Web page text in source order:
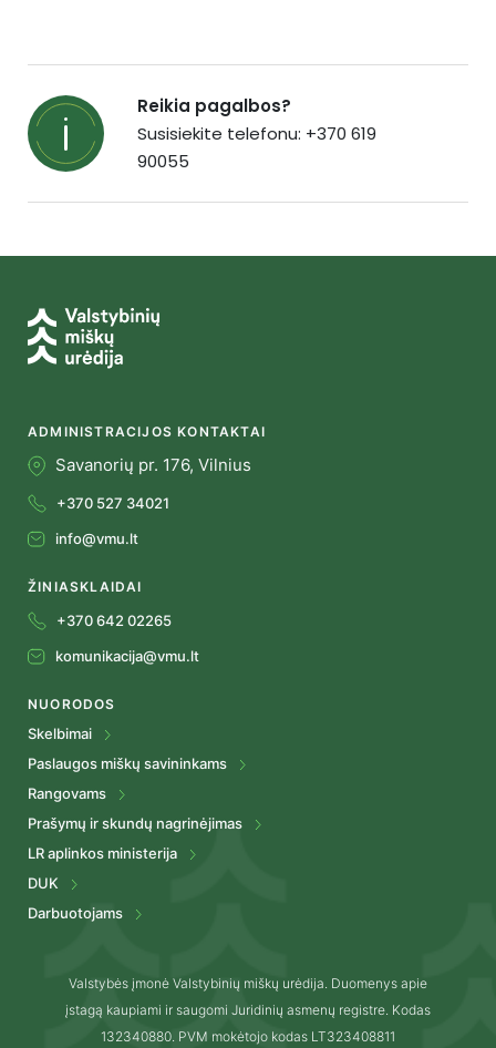
Reikia pagalbos?
Susisiekite telefonu: +370 619
90055
ADMINISTRACIJOS KONTAKTAI
Savanorių pr. 176, Vilnius
+370 527 34021
info@vmu.lt
ŽINIASKLAIDAI
+370 642 02265
komunikacija@vmu.lt
NUORODOS
Skelbimai
Paslaugos miškų savininkams
Rangovams
Prašymų ir skundų nagrinėjimas
LR aplinkos ministerija
DUK
Darbuotojams
Valstybės įmonė Valstybinių miškų urėdija. Duomenys apie
įstagą kaupiami ir saugomi Juridinių asmenų registre. Kodas
132340880. PVM mokėtojo kodas LT323408811